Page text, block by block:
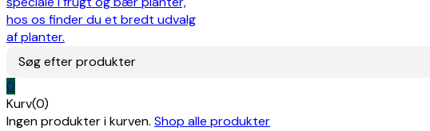
Søg efter produkter
0
Kurv(0)
Ingen produkter i kurven. Shop alle produkter